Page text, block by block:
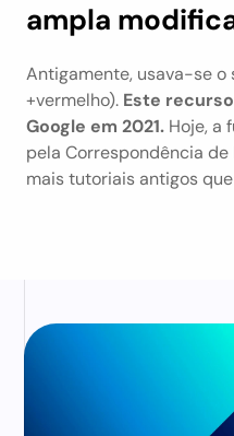
ampla
Antigamente, usava-se o
+vermelho). Este
Google em 2021. Hoje, a
pela Correspondência de
mais tutoriais antigos